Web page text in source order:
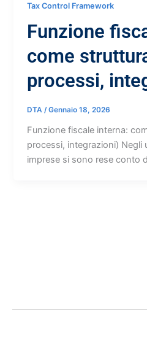
Tax Control Framework
Funzione
come
processi,
DTA/Gennaio 18, 2026
Funzione fiscale interna:
processi, integrazioni) Negli
imprese si sono rese conto